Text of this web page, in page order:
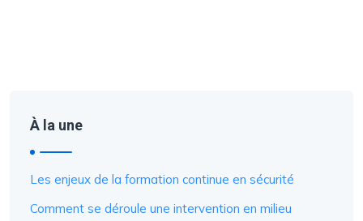
À la une
Les enjeux de la formation continue en sécurité
Comment se déroule une intervention en milieu